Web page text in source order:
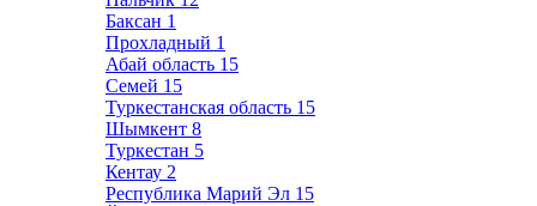
Баксан 1
Прохладный 1
Абай область 15
Семей 15
Туркестанская область 15
Шымкент 8
Туркестан 5
Кентау 2
Республика Марий Эл 15